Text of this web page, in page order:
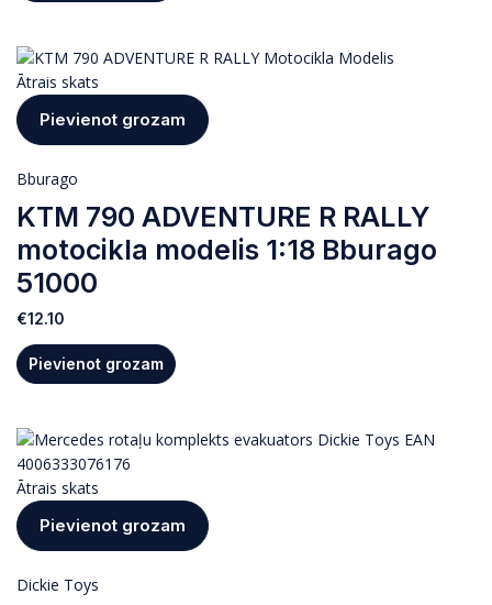
Ātrais skats
Pievienot grozam
Bburago
KTM 790 ADVENTURE R RALLY
motocikla modelis 1:18 Bburago
51000
€12.10
Pievienot grozam
Ātrais skats
Pievienot grozam
Dickie Toys